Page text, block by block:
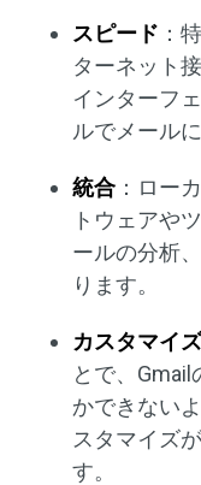
スピード ：
ターネット
インターフ
ルでメール
統合 ：ロー
トウェアや
ールの分析
ります。
カスタマイズ
とで、
かできない
スタマイズ
す。